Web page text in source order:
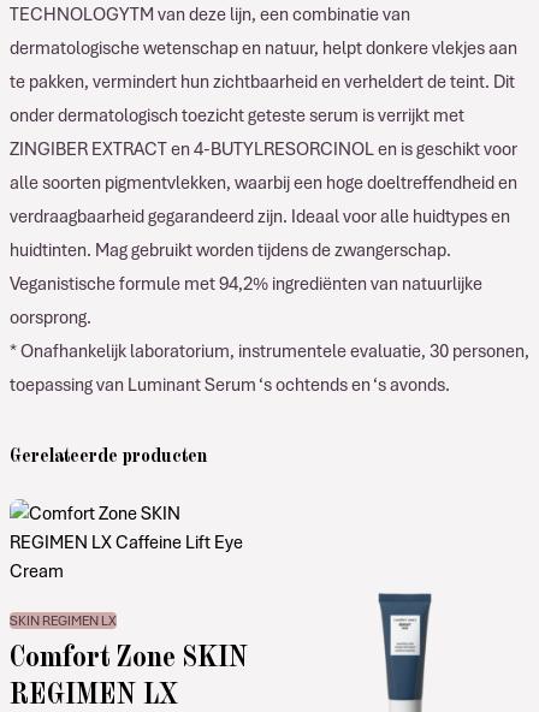
TECHNOLOGYTM van deze lijn, een combinatie van
dermatologische wetenschap en natuur, helpt donkere vlekjes aan
te pakken, vermindert hun zichtbaarheid en verheldert de teint. Dit
onder dermatologisch toezicht geteste serum is verrijkt met
ZINGIBER EXTRACT en 4-BUTYLRESORCINOL en is geschikt voor
alle soorten pigmentvlekken, waarbij een hoge doeltreffendheid en
verdraagbaarheid gegarandeerd zijn. Ideaal voor alle huidtypes en
huidtinten. Mag gebruikt worden tijdens de zwangerschap.
Veganistische formule met 94,2% ingrediënten van natuurlijke
oorsprong.
* Onafhankelijk laboratorium, instrumentele evaluatie, 30 personen,
toepassing van Luminant Serum ‘s ochtends en ‘s avonds.
Gerelateerde producten
SKIN REGIMEN LX
Comfort Zone SKIN
REGIMEN LX